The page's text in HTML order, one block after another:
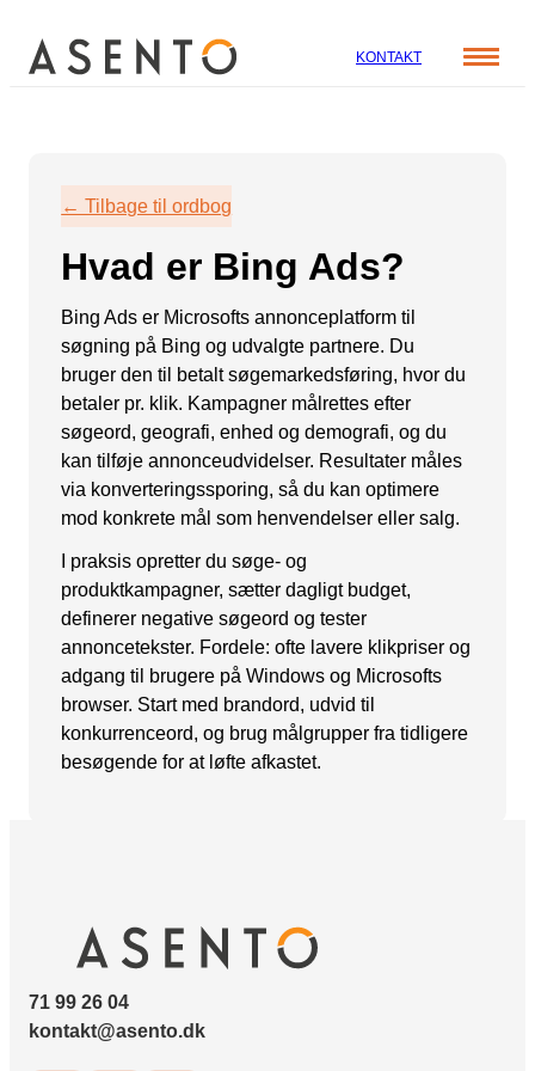
KONTAKT
ORGANIC SEARCH
SEO
GEO
Programmatic SEO
FÅ KORTLAGT DIN AI SYNLIGHED
PAID SOCIAL
Meta annoncering
Snapchat annoncering
LinkedIn annoncering
Pinterest annoncering
TikTok annoncering
PAID SEARCH
Google shopping
E-MAIL MARKETING
Viden
Webinar
Whitepapers
Mød teamet
Karriere
Nyhedsbrev
← Tilbage til ordbog
Hvad er Bing Ads?
Bing Ads er Microsofts annonceplatform til
søgning på Bing og udvalgte partnere. Du
bruger den til betalt søgemarkedsføring, hvor du
betaler pr. klik. Kampagner målrettes efter
søgeord, geografi, enhed og demografi, og du
kan tilføje annonceudvidelser. Resultater måles
via konverteringssporing, så du kan optimere
mod konkrete mål som henvendelser eller salg.
I praksis opretter du søge- og
produktkampagner, sætter dagligt budget,
definerer negative søgeord og tester
annoncetekster. Fordele: ofte lavere klikpriser og
adgang til brugere på Windows og Microsofts
browser. Start med brandord, udvid til
konkurrenceord, og brug målgrupper fra tidligere
besøgende for at løfte afkastet.
71 99 26 04
kontakt@asento.dk